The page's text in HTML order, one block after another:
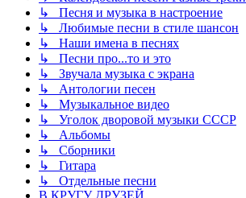
↳ Песня и музыка в настроение
↳ Любимые песни в стиле шансон
↳ Наши имена в песнях
↳ Песни про...то и это
↳ Звучала музыка с экрана
↳ Антологии песен
↳ Музыкальное видео
↳ Уголок дворовой музыки СССР
↳ Альбомы
↳ Сборники
↳ Гитара
↳ Отдельные песни